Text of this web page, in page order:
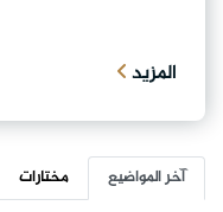
المزيد
آخر المواضيع مختارات